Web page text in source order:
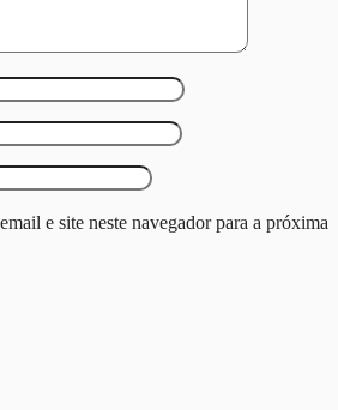
e site neste navegador para a próxima